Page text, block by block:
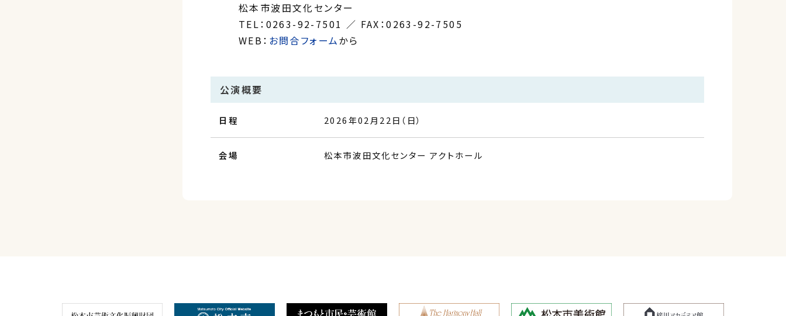
松本市波田文化センター
TEL：0263-92-7501 ／ FAX：0263-92-7505
WEB： お問合フォームから
公演概要
日程 2026年02月22日（日）
会場 松本市波田文化センター アクトホール